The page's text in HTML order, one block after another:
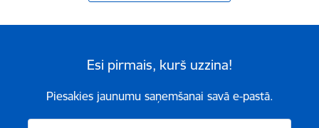
Esi pirmais, kurš uzzina!
Piesakies jaunumu saņemšanai savā e-pastā.